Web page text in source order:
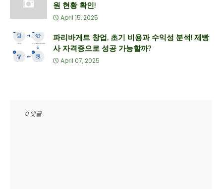
원 현황 확인!
April 15, 2025
파리바게트 창업, 초기 비용과 수익성 분석! 제빵
사 자격증으로 성공 가능할까?
April 07, 2025
0 댓글